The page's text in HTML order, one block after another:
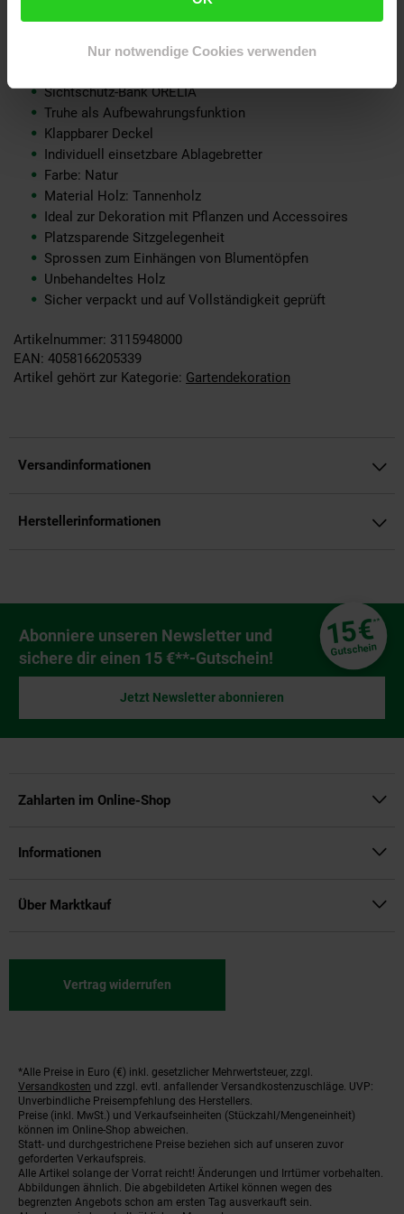
Nur notwendige Cookies verwenden
Sichtschutz-Bank ORELIA
Truhe als Aufbewahrungsfunktion
Klappbarer Deckel
Individuell einsetzbare Ablagebretter
Farbe: Natur
Material Holz: Tannenholz
Ideal zur Dekoration mit Pflanzen und Accessoires
Platzsparende Sitzgelegenheit
Sprossen zum Einhängen von Blumentöpfen
Unbehandeltes Holz
Sicher verpackt und auf Vollständigkeit geprüft
Artikelnummer: 3115948000
EAN: 4058166205339
Artikel gehört zur Kategorie: Gartendekoration
Versandinformationen
Herstellerinformationen
Newsletter Anmeldung
Abonniere unseren Newsletter und
sichere dir einen 15 €**-Gutschein!
15€**
Gutschein
Jetzt Newsletter abonnieren
Zahlarten im Online-Shop
Informationen
Über Marktkauf
Vertrag widerrufen
Fußnoten
*Alle Preise in Euro (€) inkl. gesetzlicher Mehrwertsteuer, zzgl.
Versandkosten und zzgl. evtl. anfallender Versandkostenzuschläge. UVP:
Unverbindliche Preisempfehlung des Herstellers.
Preise (inkl. MwSt.) und Verkaufseinheiten (Stückzahl/Mengeneinheit)
können im Online-Shop abweichen.
Statt- und durchgestrichene Preise beziehen sich auf unseren zuvor
geforderten Verkaufspreis.
Alle Artikel solange der Vorrat reicht! Änderungen und Irrtümer vorbehalten.
Abbildungen ähnlich. Die abgebildeten Artikel können wegen des
begrenzten Angebots schon am ersten Tag ausverkauft sein.